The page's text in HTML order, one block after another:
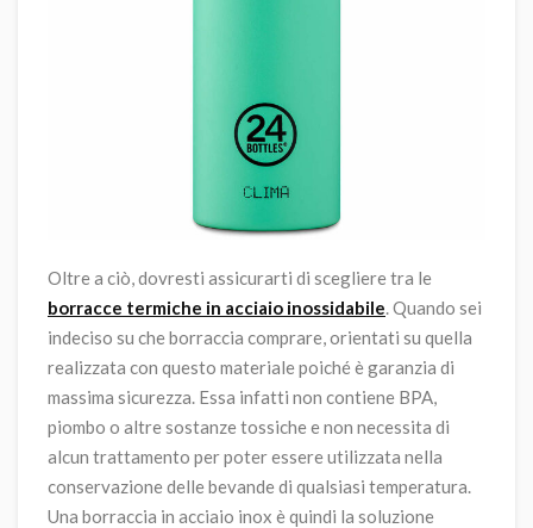
Oltre a ciò, dovresti assicurarti di scegliere tra le
borracce termiche in acciaio inossidabile. Quando sei
indeciso su che borraccia comprare, orientati su quella
realizzata con questo materiale poiché è garanzia di
massima sicurezza. Essa infatti non contiene BPA,
piombo o altre sostanze tossiche e non necessita di
alcun trattamento per poter essere utilizzata nella
conservazione delle bevande di qualsiasi temperatura.
Una borraccia in acciaio inox è quindi la soluzione